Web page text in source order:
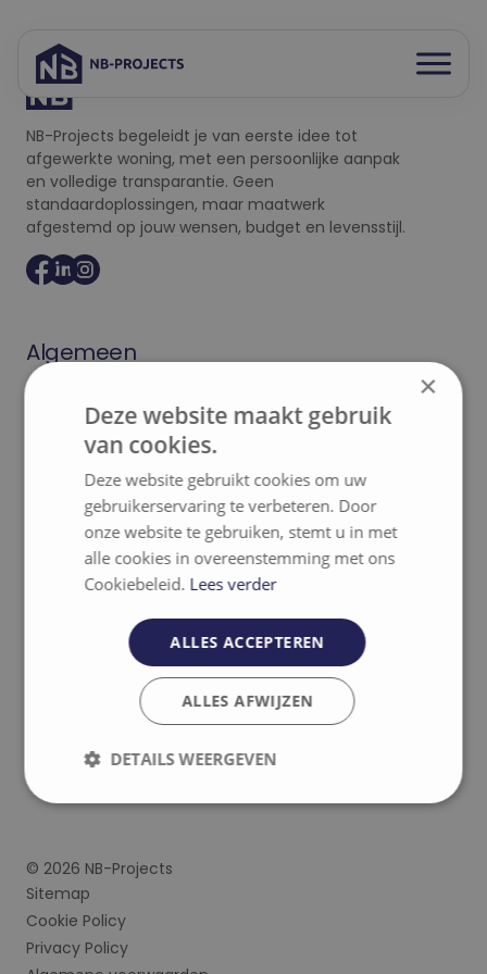
naar
inhoud
Open
menu
NB-Projects begeleidt je van eerste idee tot
afgewerkte woning, met een persoonlijke aanpak
en volledige transparantie. Geen
standaardoplossingen, maar maatwerk
afgestemd op jouw wensen, budget en levensstijl.
Algemeen
Aanbod
Realisaties
Woningbouw
Over ons
Klantenverhalen
info@nb-projects.be
053 89 35 95
Leopoldstraat 162, 9400
BTW: BE0728.938.964
© 2026 NB-Projects
Sitemap
Cookie Policy
Privacy Policy
×
Deze website maakt gebruik
van cookies.
Deze website gebruikt cookies om uw
gebruikerservaring te verbeteren. Door
onze website te gebruiken, stemt u in met
alle cookies in overeenstemming met ons
Cookiebeleid. Lees verder
ALLES ACCEPTEREN
ALLES AFWIJZEN
DETAILS WEERGEVEN
Strikt
Prestatie Targeting